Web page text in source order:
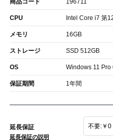
CPU Intel Core i7 第
メモリ 16GB
ストレージ SSD 512GB
OS Windows 11 Pro
保証期間 1年間
延長保証
延長保証の説明